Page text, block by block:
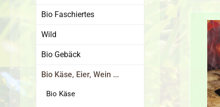
Bio Faschiertes
Wild
Bio Gebäck
Bio Käse, Eier, Wein ...
Bio Käse